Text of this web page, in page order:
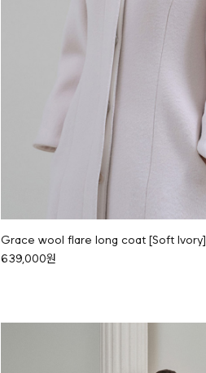
Grace wool flare long coat [Soft Ivory]
639,000원